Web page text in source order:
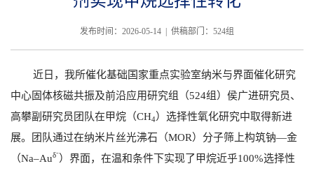
发布时间：2026-05-14 | 供稿部门：524组
近日，我所催化基础国家重点实验室纳米与界面催化研究
中心固体核磁共振及前沿应用研究组（524组）侯广进研究员、
高攀副研究员团队在甲烷（CH4）选择性氧化研究中取得新进
展。团队通过在纳米片丝光沸石（MOR）分子筛上构筑钠—金
（Na–Auδ⁻）界面，在温和条件下实现了甲烷近乎100%选择性